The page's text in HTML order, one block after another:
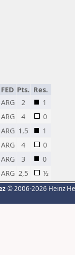
FED Pts. Res.
ARG 2
1
ARG 4
0
ARG 1,5
1
ARG 4
0
ARG 3
0
ARG 2,5 ½
© 2006-2026 Heinz